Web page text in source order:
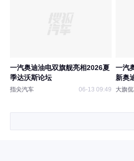
一汽奥迪油电双旗舰亮相2026夏
季达沃斯论坛
指尖汽车 06-13 09:49
一汽
新奥
沃斯
大旗